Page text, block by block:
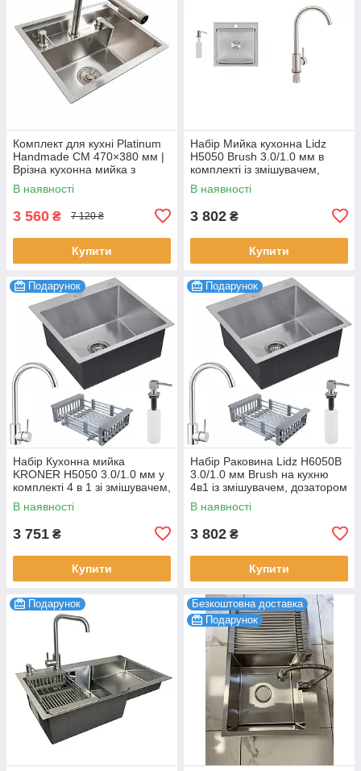
Комплект для кухні Platinum
Handmade CM 470×380 мм |
Врізна кухонна мийка з
нержавіючої сталі + кухонний
змішувач, прихована
В наявності
3 560 ₴ 7 120 ₴
Купити
Набір Мийка кухонна Lidz
H5050 Brush 3.0/1.0 мм в
комплекті із змішувачем,
сифоном та дозатором
Сатин для мила
В наявності
3 802 ₴
Купити
Подарунок
Набір Кухонна мийка
KRONER H5050 3.0/1.0 мм у
комплекті 4 в 1 зі змішувачем,
сушаркою та дозатором
В наявності
3 751 ₴
Купити
Подарунок
Набір Раковина Lidz H6050B
3.0/1.0 мм Brush на кухню
4в1 із змішувачем, дозатором
та кошиком для сушіння
В наявності
3 802 ₴
Купити
Подарунок
Безкоштовна доставка
Подарунок